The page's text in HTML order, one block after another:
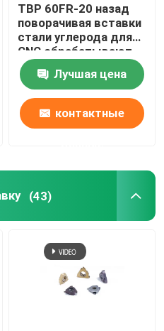
TBP 60FR-20 назад
поворачивая вставки
стали углерода для
CNC обрабатывают
стальной подвергать
на токарном станке
механической
обработке частей
Лучшая цена
контактные
(43)